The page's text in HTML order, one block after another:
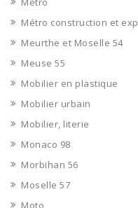
Métro construction et
Meurthe et Moselle 54
Meuse 55
Mobilier en plastique
Mobilier urbain
Mobilier, literie
Monaco 98
Morbihan 56
Moselle 57
Moto